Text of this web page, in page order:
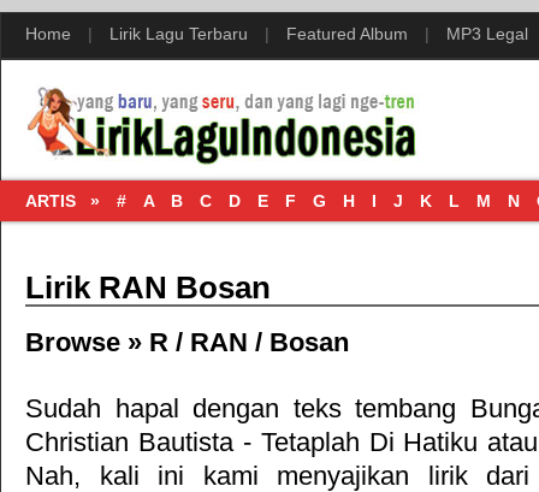
Home | Lirik Lagu Terbaru | Featured Album | MP3 Legal
ARTIS » # A B C D E F G H I J K L M N
Lirik RAN Bosan
Browse » R / RAN / Bosan
Sudah hapal dengan teks tembang
Christian Bautista - Tetaplah Di Hatiku
Nah, kali ini kami menyajikan lirik